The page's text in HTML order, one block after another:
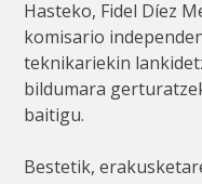
Hasteko, Fidel Díez
komisario
teknikariekin
bildumara
baitigu.
Bestetik,